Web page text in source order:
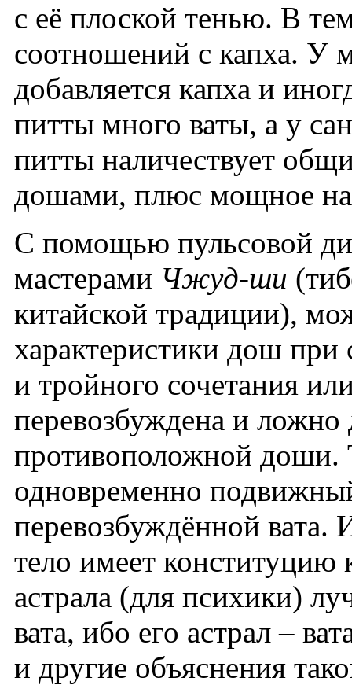
с её плоской тенью. В
соотношений с капха. У
добавляется капха и
питты много ваты, а у
питты наличествует
дошами, плюс мощное
С помощью пульсовой
мастерами Чжуд-ши
китайской традиции),
характеристики дош
и тройного сочетания
перевозбуждена и ложно
противоположной доши.
одновременно
перевозбуждённой вата.
тело имеет конституцию
астрала (для психики)
вата, ибо его астрал –
и другие объяснения